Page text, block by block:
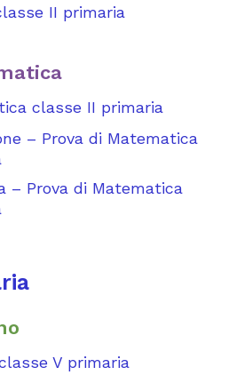
II primaria
classe II primaria
– Prova di Matematica
– Prova di Matematica
V primaria